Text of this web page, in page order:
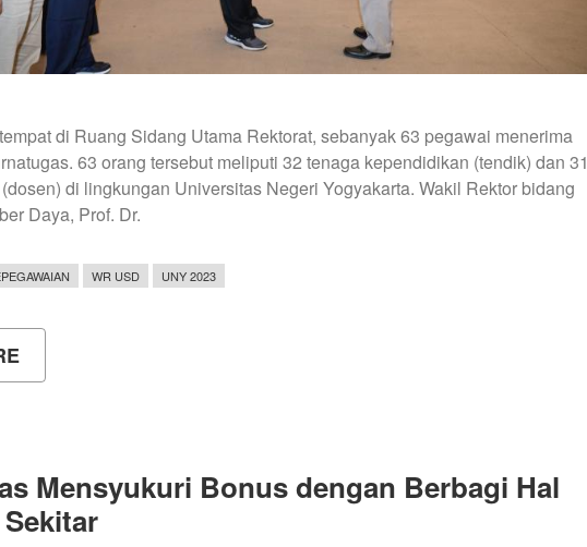
di Ruang Sidang Utama Rektorat, sebanyak 63 pegawai menerima
63 orang tersebut meliputi 32 tenaga kependidikan (tendik) dan 31
di lingkungan Universitas Negeri Yogyakarta. Wakil Rektor bidang
Daya, Prof. Dr.
WR USD UNY 2023
PENYERAHAN
PEGAWAI
DI
LINGKUNGAN
UNY
Mensyukuri Bonus dengan Berbagi Hal